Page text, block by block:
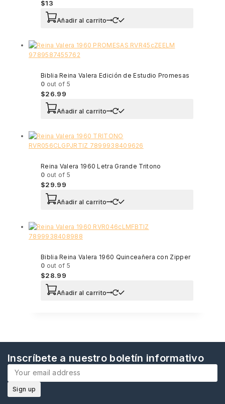
$13
Añadir al carrito
Biblia Reina Valera Edición de Estudio Promesas
0 out of 5
$26.99
Añadir al carrito
Reina Valera 1960 Letra Grande Tritono
0 out of 5
$29.99
Añadir al carrito
Biblia Reina Valera 1960 Quinceañera con Zipper
0 out of 5
$28.99
Añadir al carrito
Inscríbete a nuestro boletín informativo